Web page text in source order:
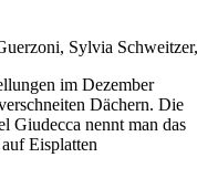
Sylvia
im Dezember
Dächern. Die
Giudecca nennt man das
Eisplatten